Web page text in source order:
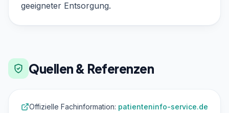
geeigneter Entsorgung.
Quellen & Referenzen
Offizielle Fachinformation: patienteninfo-service.de